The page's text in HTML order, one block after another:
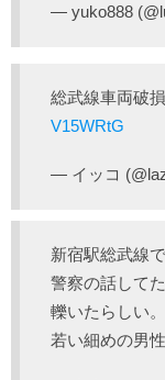
— yuko888
総武線車両破
V15WRtG
— イッコ
新宿駅総武線
警察の話して
轢いたらしい。
若い細めの男